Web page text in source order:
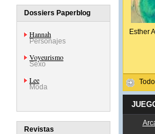
Dossiers Paperblog
Hannah
Personajes
Voyeurismo
Sexo
Lee
Moda
Revistas
Esther